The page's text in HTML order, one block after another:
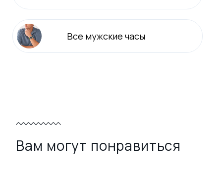
Все мужские часы
Вам могут понравиться